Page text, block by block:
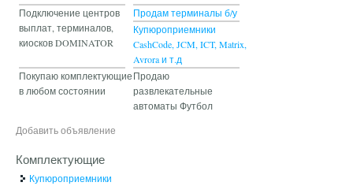
Подключение центров
выплат, терминалов,
киосков DOMINATOR
Продам терминалы б/у
Купюроприемники
CashCode, JCM, ICT, Matrix,
Avrora и т.д
Покупаю комплектующие
в любом состоянии
Продаю
развлекательные
автоматы Футбол
Добавить объявление
Комплектующие
Купюроприемники